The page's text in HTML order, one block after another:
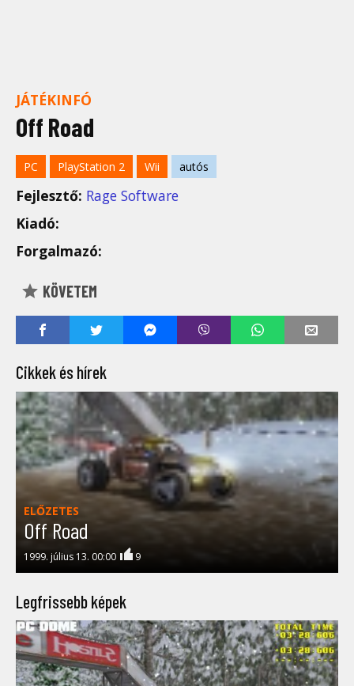
JÁTÉKINFÓ
Off Road
PC PlayStation 2 Wii autós
Fejlesztő: Rage Software
Kiadó:
Forgalmazó:
KÖVETEM
Cikkek és hírek
ELŐZETES
Off Road
1999. július 13. 00:00 9
Legfrissebb képek